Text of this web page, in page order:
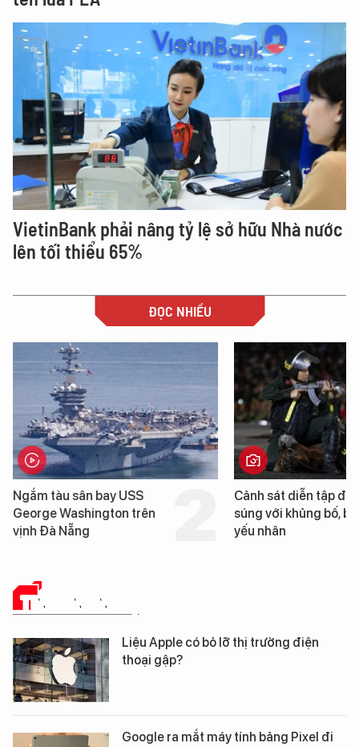
VietinBank phải nâng tỷ lệ sở hữu Nhà nước
lên tối thiểu 65%
ĐỌC NHIỀU
Ngắm tàu sân bay USS
George Washington trên
vịnh Đà Nẵng
Cảnh sát diễn tập
súng với khủng bố,
yếu nhân
TIN CÔNG NGHỆ
Liệu Apple có bỏ lỡ thị trường điện
thoại gập?
Google ra mắt máy tính bảng Pixel đi